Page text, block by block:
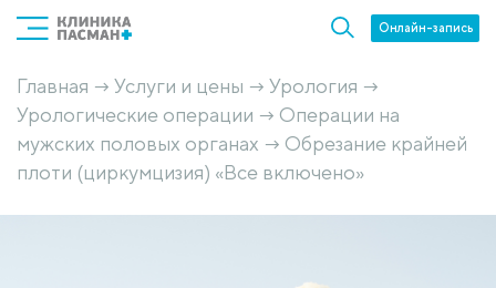
Онлайн-запись
Главная → Услуги и цены → Урология →
Урологические операции → Операции на
мужских половых органах → Обрезание крайней
плоти (циркумцизия) «Все включено»